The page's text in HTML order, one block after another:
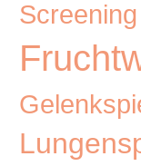
Screening